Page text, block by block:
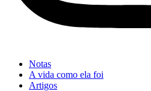
Notas
A vida como ela foi
Artigos